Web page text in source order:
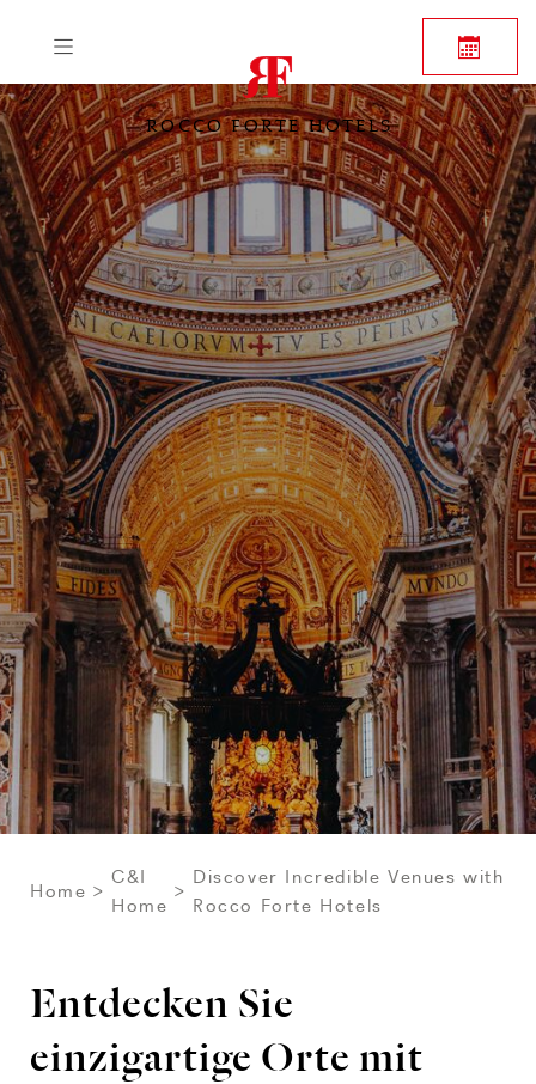
ROCCO FORTE HOTELS
Home
C&I
Home
Discover Incredible Venues with
Rocco Forte Hotels
Entdecken Sie
einzigartige Orte mit